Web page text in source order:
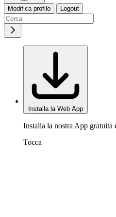
Modifica profilo Logout
Installa la Web App
Installa la nostra App gratuita
Tocca